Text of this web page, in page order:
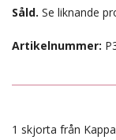
Såld. Se liknande
Artikelnummer:
1 skjorta från